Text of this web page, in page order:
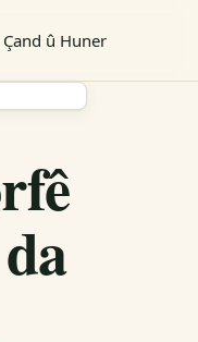
Çand û Huner